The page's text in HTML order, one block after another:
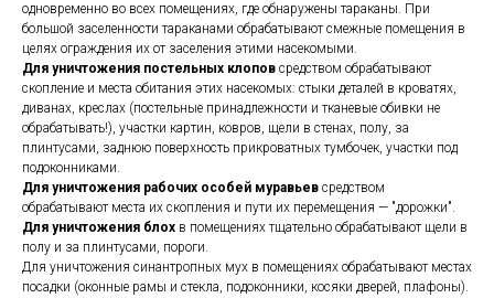
одновременно во всех помещениях, где обнаружены тараканы. При
большой заселенности тараканами обрабатывают смежные помещения в
целях ограждения их от заселения этими насекомыми.
Для уничтожения постельных клопов средством обрабатывают
скопление и места обитания этих насекомых: стыки деталей в кроватях,
диванах, креслах (постельные принадлежности и тканевые обивки не
обрабатывать!), участки картин, ковров, щели в стенах, полу, за
плинтусами, заднюю поверхность прикроватных тумбочек, участки под
подоконниками.
Для уничтожения рабочих особей муравьев средством
обрабатывают места их скопления и пути их перемещения — "дорожки".
Для уничтожения блох в помещениях тщательно обрабатывают щели в
полу и за плинтусами, пороги.
Для уничтожения синантропных мух в помещениях обрабатывают местах
посадки (оконные рамы и стекла, подоконники, косяки дверей, плафоны).